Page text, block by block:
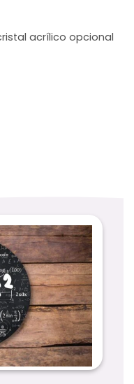
acrílico opcional